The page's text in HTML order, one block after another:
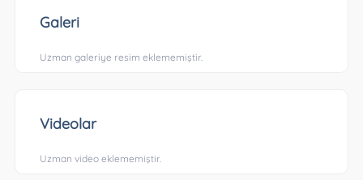
Galeri
Uzman galeriye resim eklememiştir.
Videolar
Uzman video eklememiştir.